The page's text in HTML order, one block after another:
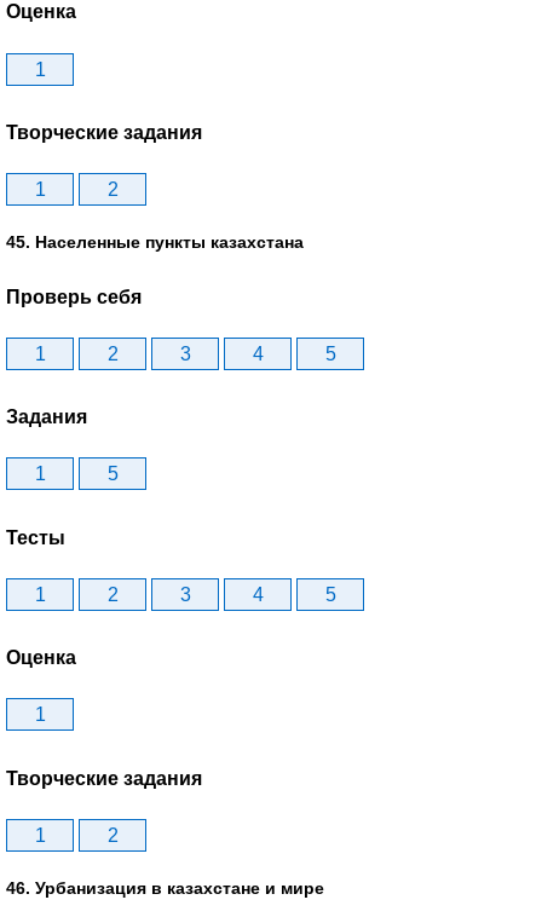
Оценка
1
Творческие задания
1 2
45. Населенные пункты казахстана
Проверь себя
1 2 3 4 5
Задания
1 5
Тесты
1 2 3 4 5
Оценка
1
Творческие задания
1 2
46. Урбанизация в казахстане и мире